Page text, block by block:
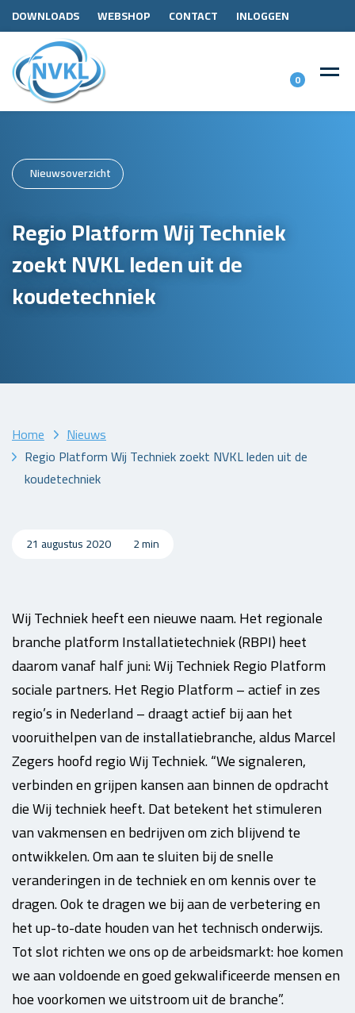
DOWNLOADS WEBSHOP CONTACT INLOGGEN
0
Nieuwsoverzicht
Regio Platform Wij Techniek
zoekt NVKL leden uit de
koudetechniek
Home
Nieuws
Regio Platform Wij Techniek zoekt NVKL leden uit de
koudetechniek
21 augustus 2020 2 min
Wij Techniek heeft een nieuwe naam. Het regionale
branche platform Installatietechniek (RBPI) heet
daarom vanaf half juni: Wij Techniek Regio Platform
sociale partners. Het Regio Platform – actief in zes
regio’s in Nederland – draagt actief bij aan het
vooruithelpen van de installatiebranche, aldus Marcel
Zegers hoofd regio Wij Techniek. “We signaleren,
verbinden en grijpen kansen aan binnen de opdracht
die Wij techniek heeft. Dat betekent het stimuleren
van vakmensen en bedrijven om zich blijvend te
ontwikkelen. Om aan te sluiten bij de snelle
veranderingen in de techniek en om kennis over te
dragen. Ook te dragen we bij aan de verbetering en
het up-to-date houden van het technisch onderwijs.
Tot slot richten we ons op de arbeidsmarkt: hoe komen
we aan voldoende en goed gekwalificeerde mensen en
hoe voorkomen we uitstroom uit de branche”.